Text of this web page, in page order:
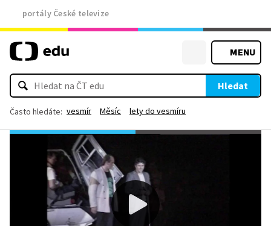
portály České televize
MENU
Hledat
Často hledáte: vesmír Měsíc lety do vesmíru